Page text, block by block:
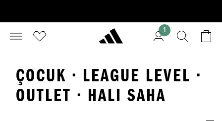
1
ÇOCUK · LEAGUE LEVEL ·
OUTLET · HALI SAHA